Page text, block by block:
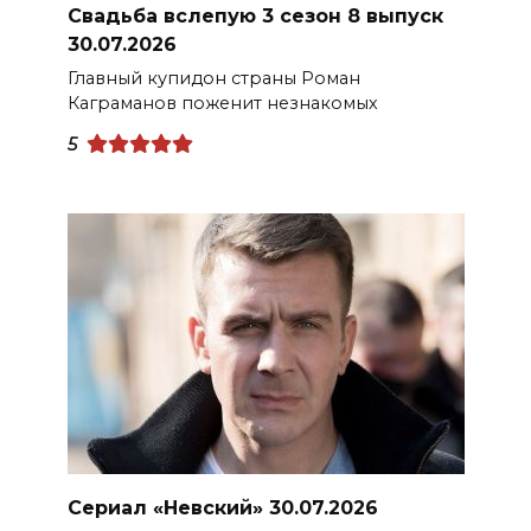
Свадьба вслепую 3 сезон 8 выпуск
30.07.2026
Главный купидон страны Роман
Каграманов поженит незнакомых
5
Сериал «Невский» 30.07.2026